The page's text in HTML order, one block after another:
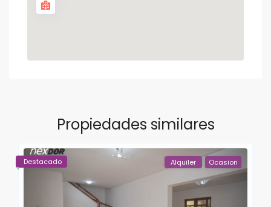
Propiedades similares
Alquiler Ocasion
Destacado